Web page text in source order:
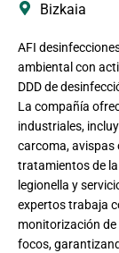
Bizkaia
AFI
ambiental con
DDD de
La compañía
industriales,
carcoma, avispas
tratamientos de
legionella y
expertos trabaja
monitorización de
focos,